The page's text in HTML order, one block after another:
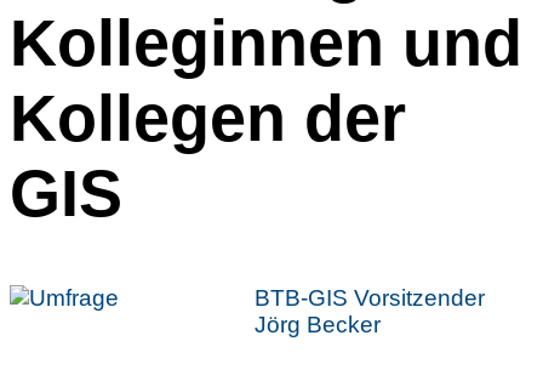
Kolleginnen und
Kollegen der
GIS
BTB-GIS Vorsitzender
Jörg Becker